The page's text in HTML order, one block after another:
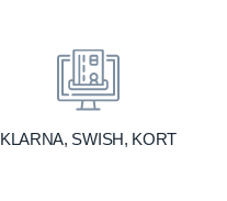
KLARNA, SWISH, KORT